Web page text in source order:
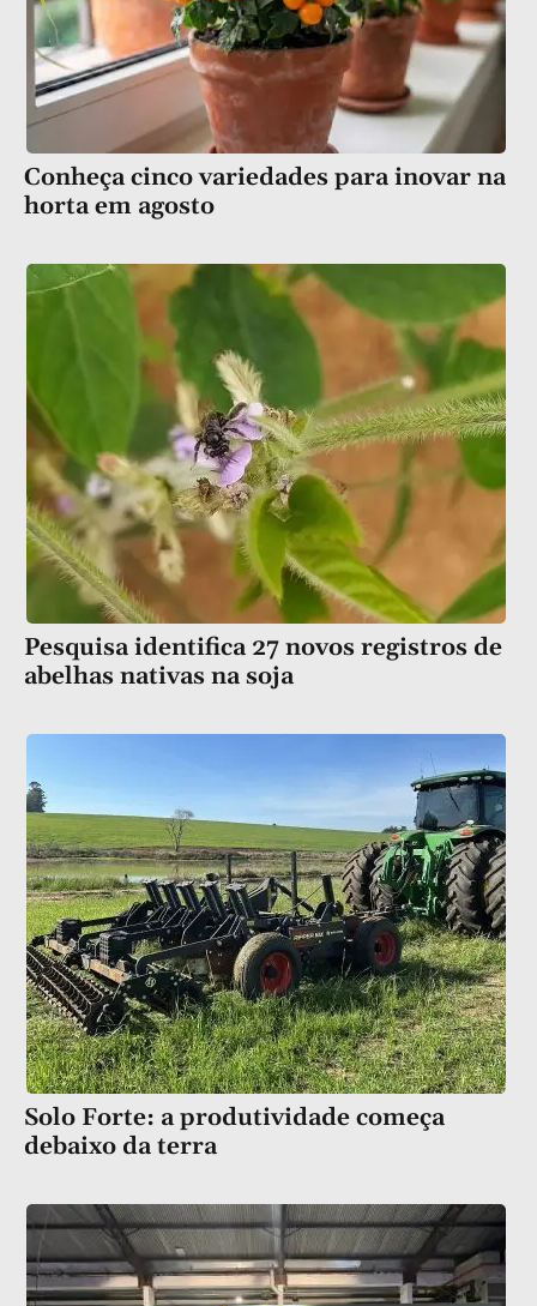
Conheça cinco variedades para inovar na
horta em agosto
Pesquisa identifica 27 novos registros de
abelhas nativas na soja
Solo Forte: a produtividade começa
debaixo da terra